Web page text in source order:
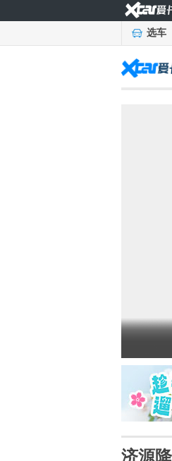
选车
济源